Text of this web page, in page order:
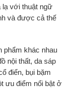
lạ với thuật ngữ
và được cả thế
phẩm khác nhau
nội thất, da sáp
điển, bụi bặm
ưu điểm nổi bật ở